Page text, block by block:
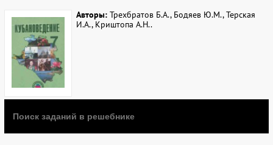
Авторы:Трехбратов Б.А., Бодяев Ю.М., Терская
И.А., Криштопа А.Н..